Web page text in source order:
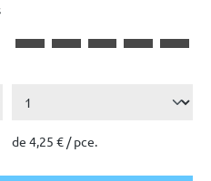
de 4,25 € / pce.